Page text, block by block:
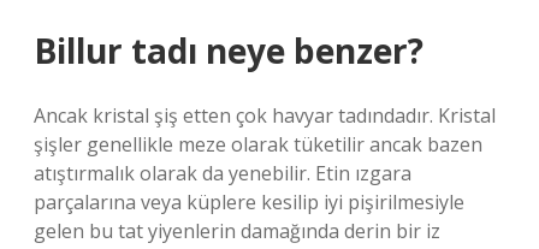
Billur tadı neye benzer?
Ancak kristal şiş etten çok havyar tadındadır. Kristal
şişler genellikle meze olarak tüketilir ancak bazen
atıştırmalık olarak da yenebilir. Etin ızgara
parçalarına veya küplere kesilip iyi pişirilmesiyle
gelen bu tat yiyenlerin damağında derin bir iz